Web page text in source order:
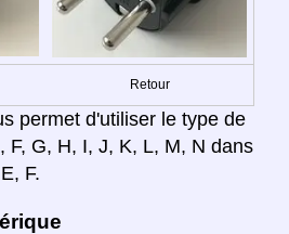
Retour
permet d'utiliser le type de
F, G, H, I, J, K, L, M, N dans
F.